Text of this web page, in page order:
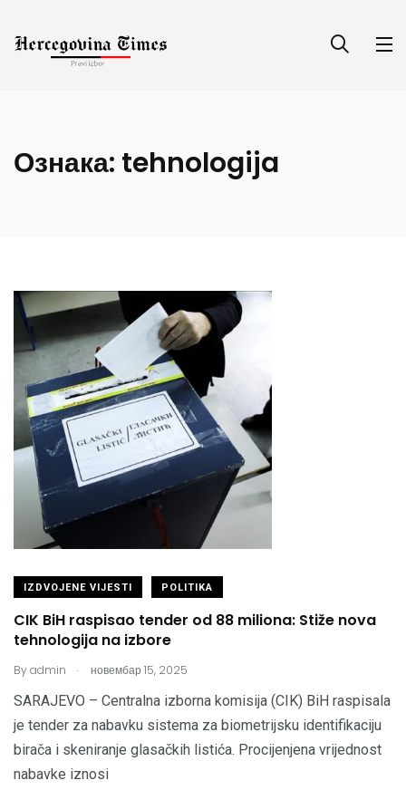
Ознака: tehnologija
IZDVOJENE VIJESTI POLITIKA
CIK BiH raspisao tender od 88 miliona: Stiže nova
tehnologija na izbore
Byadmin . новембар 15, 2025
SARAJEVO – Centralna izborna komisija (CIK) BiH raspisala
je tender za nabavku sistema za biometrijsku identifikaciju
birača i skeniranje glasačkih listića. Procijenjena vrijednost
nabavke iznosi